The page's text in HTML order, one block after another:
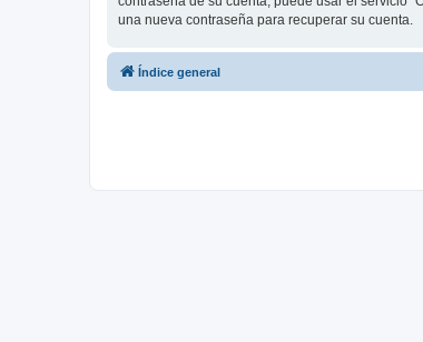
una nueva contraseña para recuperar su cuenta.
Índice general